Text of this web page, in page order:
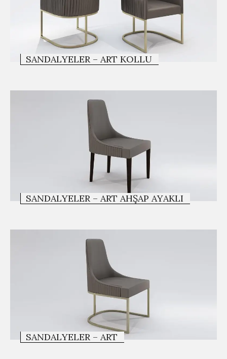
SANDALYELER – ART KOLLU
SANDALYELER – ART AHŞAP AYAKLI
SANDALYELER – ART